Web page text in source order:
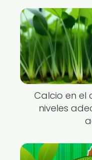
Calcio en el
niveles